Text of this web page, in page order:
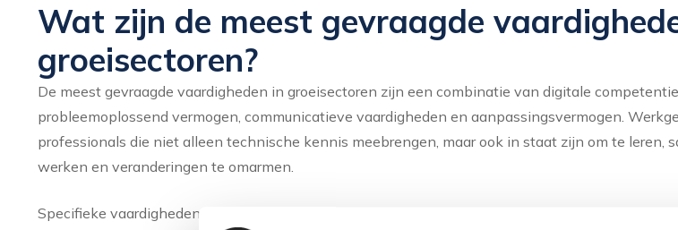
Wat zijn de meest gevraagde
groeisectoren?
De meest gevraagde vaardigheden in groeisectoren zijn een combinatie van digitale
probleemoplossend vermogen, communicatieve vaardigheden en aanpassingsvermogen.
professionals die niet alleen technische kennis meebrengen, maar ook in staat zijn om te leren,
werken en veranderingen te omarmen.
Specifieke vaardigheden die breed gevraagd worden: